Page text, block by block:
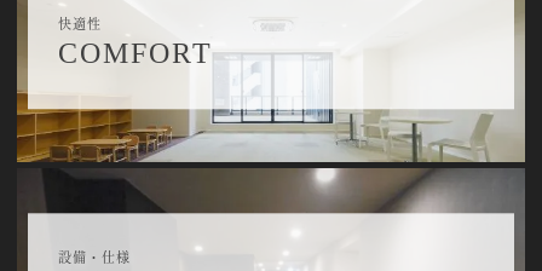
快適性
COMFORT
設備・仕様